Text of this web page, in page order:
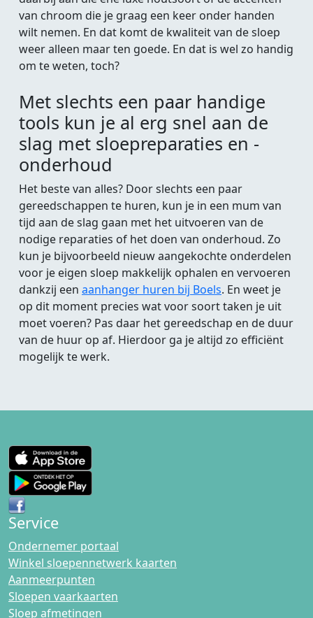
van chroom die je graag een keer onder handen
wilt nemen. En dat komt de kwaliteit van de sloep
weer alleen maar ten goede. En dat is wel zo handig
om te weten, toch?
Met slechts een paar handige
tools kun je al erg snel aan de
slag met sloepreparaties en -
onderhoud
Het beste van alles? Door slechts een paar
gereedschappen te huren, kun je in een mum van
tijd aan de slag gaan met het uitvoeren van de
nodige reparaties of het doen van onderhoud. Zo
kun je bijvoorbeeld nieuw aangekochte onderdelen
voor je eigen sloep makkelijk ophalen en vervoeren
dankzij een aanhanger huren bij Boels. En weet je
op dit moment precies wat voor soort taken je uit
moet voeren? Pas daar het gereedschap en de duur
van de huur op af. Hierdoor ga je altijd zo efficiënt
mogelijk te werk.
Service
Ondernemer portaal
Winkel sloepennetwerk kaarten
Aanmeerpunten
Sloepen vaarkaarten
Sloep afmetingen